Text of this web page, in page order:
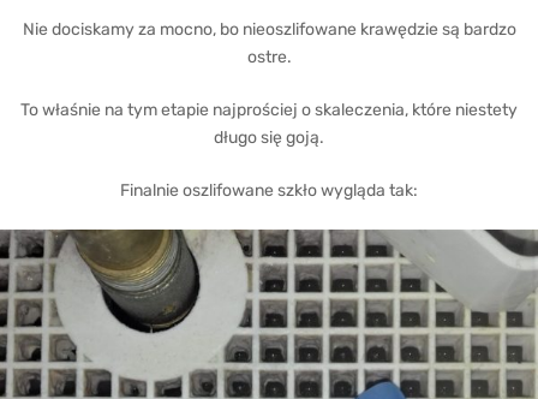
Nie dociskamy za mocno, bo nieoszlifowane krawędzie są bardzo
ostre.
To właśnie na tym etapie najprościej o skaleczenia, które niestety
długo się goją.
Finalnie oszlifowane szkło wygląda tak: